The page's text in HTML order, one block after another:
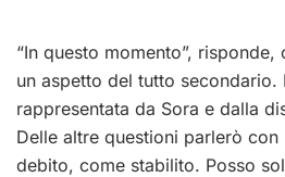
“In questo momento”,
un aspetto del tutto secondario.
rappresentata da Sora e dalla
Delle altre questioni parlerò
debito, come stabilito. Posso